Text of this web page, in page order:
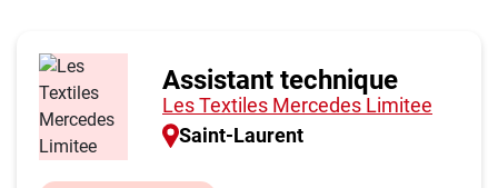
Assistant technique
Les Textiles Mercedes Limitee
Saint-Laurent